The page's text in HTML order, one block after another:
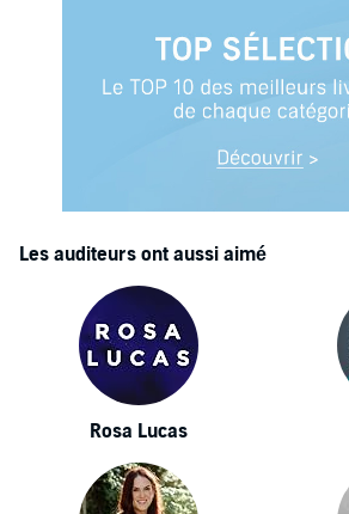
Les auditeurs ont aussi aimé
Rosa Lucas